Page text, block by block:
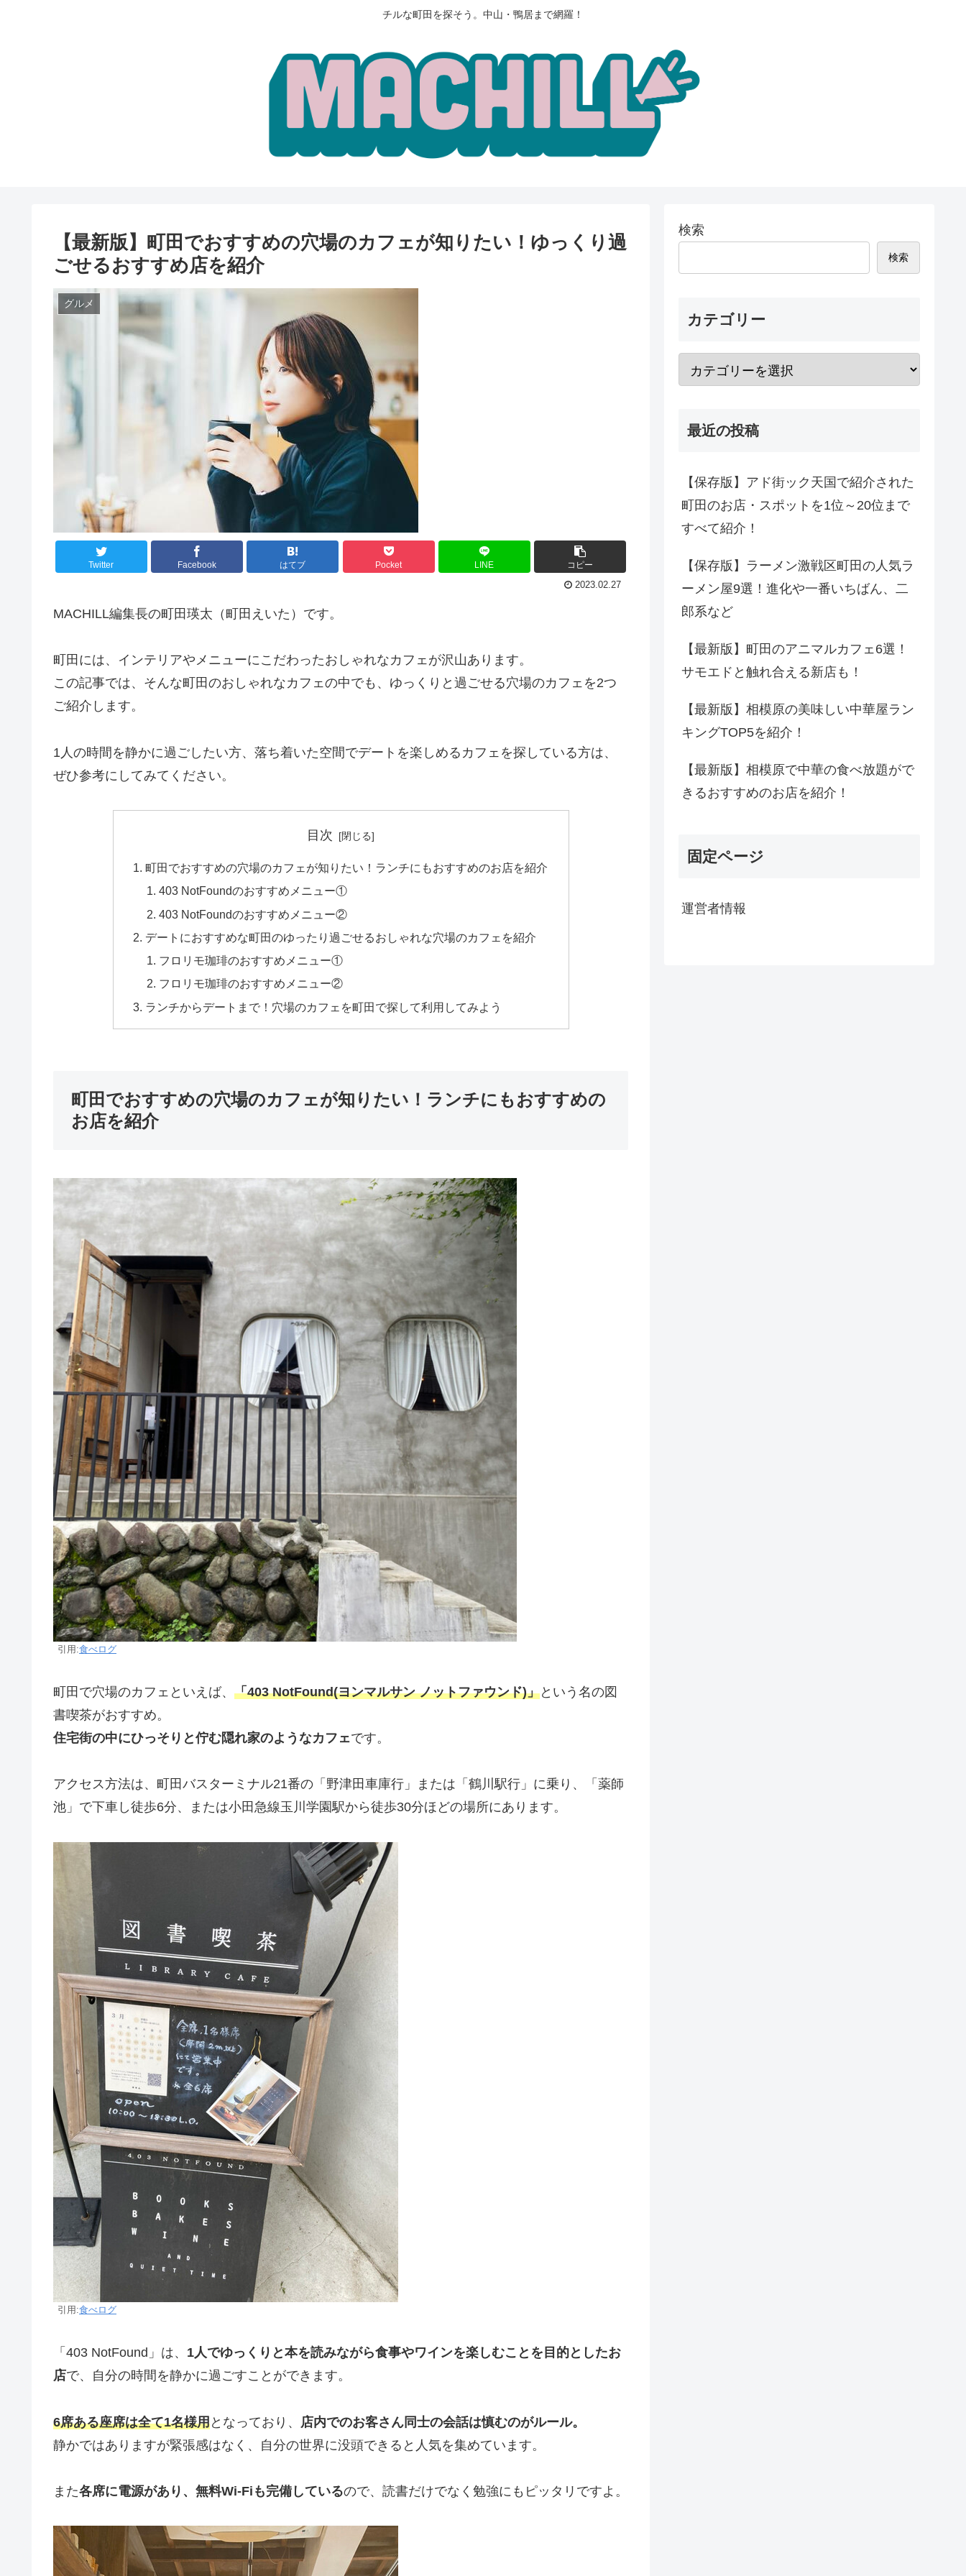
チルな町田を探そう。中山・鴨居まで網羅！
【最新版】町田でおすすめの穴場のカフェが知りたい！ゆっくり過
ごせるおすすめ店を紹介
グルメ
Twitter Facebook はてブ Pocket LINE コピー
2023.02.27
MACHILL編集長の町田瑛太（町田えいた）です。
町田には、インテリアやメニューにこだわったおしゃれなカフェが沢山あります。
この記事では、そんな町田のおしゃれなカフェの中でも、ゆっくりと過ごせる穴場のカフェを2つ
ご紹介します。
1人の時間を静かに過ごしたい方、落ち着いた空間でデートを楽しめるカフェを探している方は、
ぜひ参考にしてみてください。
目次
町田でおすすめの穴場のカフェが知りたい！ランチにもおすすめのお店を紹介
403 NotFoundのおすすめメニュー①
403 NotFoundのおすすめメニュー②
デートにおすすめな町田のゆったり過ごせるおしゃれな穴場のカフェを紹介
フロリモ珈琲のおすすめメニュー①
フロリモ珈琲のおすすめメニュー②
ランチからデートまで！穴場のカフェを町田で探して利用してみよう
町田でおすすめの穴場のカフェが知りたい！ランチにもおすすめの
お店を紹介
引用:食べログ
町田で穴場のカフェといえば、 「403 NotFound(ヨンマルサン ノットファウンド)」という名の図
書喫茶がおすすめ。
住宅街の中にひっそりと佇む隠れ家のようなカフェです。
アクセス方法は、町田バスターミナル21番の「野津田車庫行」または「鶴川駅行」に乗り、「薬師
池」で下車し徒歩6分、または小田急線玉川学園駅から徒歩30分ほどの場所にあります。
引用:食べログ
「403 NotFound」は、 1人でゆっくりと本を読みながら食事やワインを楽しむことを目的としたお
店で、自分の時間を静かに過ごすことができます。
6席ある座席は全て1名様用となっており、 店内でのお客さん同士の会話は慎むのがルール。
静かではありますが緊張感はなく、自分の世界に没頭できると人気を集めています。
また各席に電源があり、無料Wi-Fiも完備しているので、読書だけでなく勉強にもピッタリですよ。
検索
検索
カテゴリー
最近の投稿
【保存版】アド街ック天国で紹介された
町田のお店・スポットを1位～20位まで
すべて紹介！
【保存版】ラーメン激戦区町田の人気ラ
ーメン屋9選！進化や一番いちばん、二
郎系など
【最新版】町田のアニマルカフェ6選！
サモエドと触れ合える新店も！
【最新版】相模原の美味しい中華屋ラン
キングTOP5を紹介！
【最新版】相模原で中華の食べ放題がで
きるおすすめのお店を紹介！
固定ページ
運営者情報